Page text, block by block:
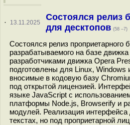
· 13.11.2025
Состоялся релиз
для десктопов (58 –7)
Состоялся релиз проприетарного
разрабатываемого на базе
разработчиками движка Opera
подготовлены для Linux,
вносимые в кодовую базу
под открытой лицензией.
языке JavaScript с
платформы Node.js, Browserify и
модулей. Реализация интерфейса
текстах, но под проприетарной